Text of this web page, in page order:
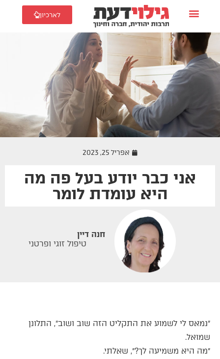
לארכיון
אפריל 25, 2023
זוגיותאני כבר יודע בעל פה מה
היא עומדת לומר
חנה דיין
טיפול זוגי ופרטני
״נמאס לי לשמוע את התקליט הזה שוב ושוב״, התלונן
שמואל.
״מה היא משמיעה לך?״, שאלתי.